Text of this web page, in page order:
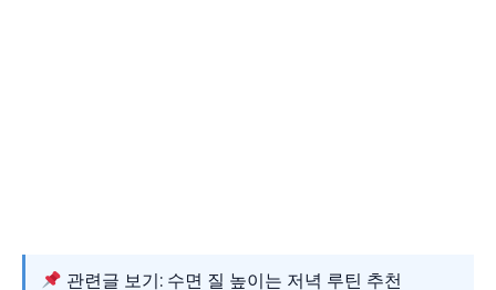
관련글 보기: 수면 질 높이는 저녁 루틴 추천